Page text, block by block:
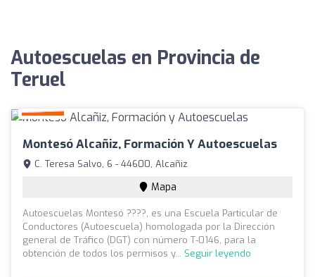
Autoescuelas en Provincia de
Teruel
Montesó Alcañiz, Formación Y Autoescuelas
C. Teresa Salvo, 6 - 44600, Alcañiz
Mapa
Autoescuelas Montesó ????, es una Escuela Particular de
Conductores (Autoescuela) homologada por la Dirección
general de Tráfico (DGT) con número T-0146, para la
obtención de todos los permisos y... Seguir leyendo